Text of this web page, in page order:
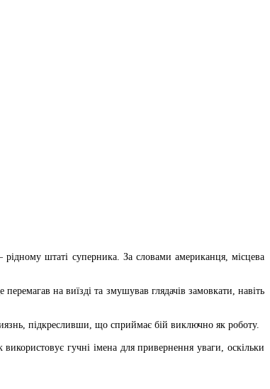
штаті суперника. За словами американця, місцева
на виїзді та змушував глядачів замовкати, навіть
підкресливши, що сприймає бій виключно як роботу.
гучні імена для привернення уваги, оскільки